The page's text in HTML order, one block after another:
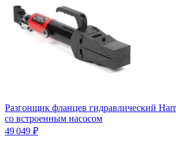
Разгонщик фланцев гидравлический
со встроенным насосом
49 049 ₽